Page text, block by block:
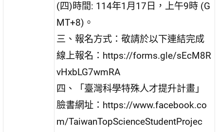
(四)時間: 114年1月17日，上午9時 (G
MT+8)。
三、報名方式：敬請於以下連結完成
線上報名：https://forms.gle/sEcM8R
vHxbLG7wmRA
四、「臺灣科學特殊人才提升計畫」
臉書網址：https://www.facebook.co
m/TaiwanTopScienceStudentProjec